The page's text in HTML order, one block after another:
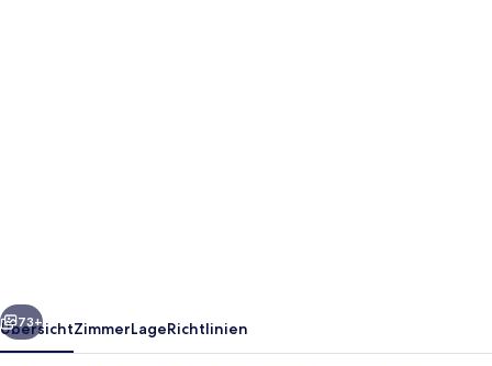
Weiter
73+
ÜbersichtZimmerLageRichtlinien